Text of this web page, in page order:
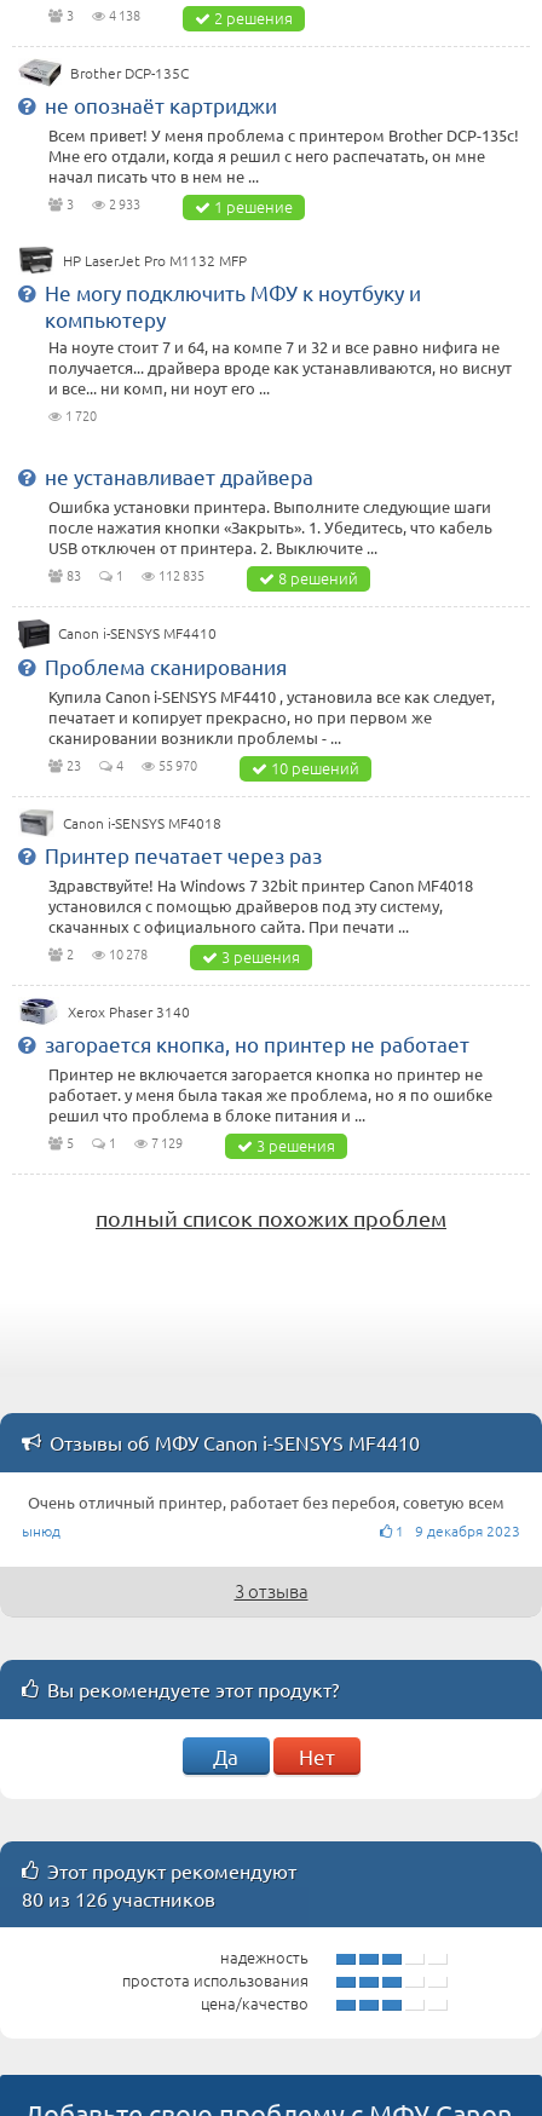
3 4 138 2 решения
Brother DCP-135C
не опознаёт картриджи
Всем привет! У меня проблема с принтером Brother DCP-135c!
Мне его отдали, когда я решил с него распечатать, он мне
начал писать что в нем не ...
3 2 933 1 решение
HP LaserJet Pro M1132 MFP
Не могу подключить МФУ к ноутбуку и
компьютеру
На ноуте стоит 7 и 64, на компе 7 и 32 и все равно нифига не
получается... драйвера вроде как устанавливаются, но виснут
и все... ни комп, ни ноут его ...
1 720
не устанавливает драйвера
Ошибка установки принтера. Выполните следующие шаги
после нажатия кнопки «Закрыть». 1. Убедитесь, что кабель
USB отключен от принтера. 2. Выключите ...
83 1 112 835 8 решений
Canon i-SENSYS MF4410
Проблема сканирования
Купила Canon i-SENSYS MF4410 , установила все как следует,
печатает и копирует прекрасно, но при первом же
сканировании возникли проблемы - ...
23 4 55 970 10 решений
Canon i-SENSYS MF4018
Принтер печатает через раз
Здравствуйте! На Windows 7 32bit принтер Canon MF4018
установился с помощью драйверов под эту систему,
скачанных с официального сайта. При печати ...
2 10 278 3 решения
Xerox Phaser 3140
загорается кнопка, но принтер не работает
Принтер не включается загорается кнопка но принтер не
работает. у меня была такая же проблема, но я по ошибке
решил что проблема в блоке питания и ...
5 1 7 129 3 решения
полный список похожих проблем
Отзывы об МФУ Canon i-SENSYS MF4410
Очень отличный принтер, работает без перебоя, советую всем
ынюд 1 9 декабря 2023
3 отзыва
Вы рекомендуете этот продукт?
Да Нет
Этот продукт рекомендуют
80 из 126 участников
надежность
простота использования
цена/качество